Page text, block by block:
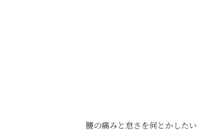
腰の痛みと怠さを何とかした